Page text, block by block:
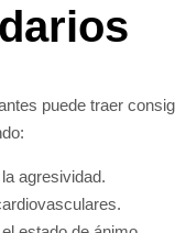
puede traer
agresividad.